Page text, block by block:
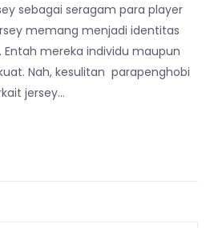
sebagai seragam para player
memang menjadi identitas
mereka individu maupun
Nah, kesulitan parapenghobi
jersey…